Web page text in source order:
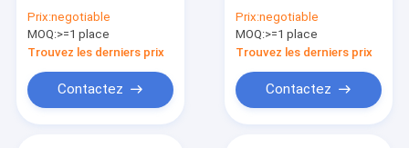
du filtre 500kg usine
1800X1030X900mm
Prix:negotiable
MOQ:>=1 place
Trouvez les derniers prix
Contactez
Hepa plissant la
machine
Prix:negotiable
MOQ:>=1 place
Trouvez les derniers prix
Contactez